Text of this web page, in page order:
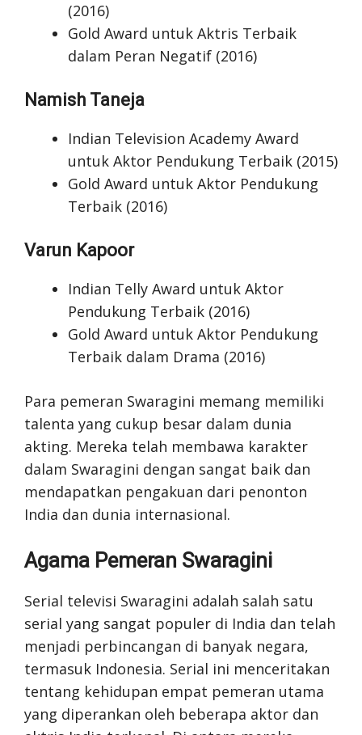
(2016)
Gold Award untuk Aktris Terbaik
dalam Peran Negatif (2016)
Namish Taneja
Indian Television Academy Award
untuk Aktor Pendukung Terbaik (2015)
Gold Award untuk Aktor Pendukung
Terbaik (2016)
Varun Kapoor
Indian Telly Award untuk Aktor
Pendukung Terbaik (2016)
Gold Award untuk Aktor Pendukung
Terbaik dalam Drama (2016)
Para pemeran Swaragini memang memiliki
talenta yang cukup besar dalam dunia
akting. Mereka telah membawa karakter
dalam Swaragini dengan sangat baik dan
mendapatkan pengakuan dari penonton
India dan dunia internasional.
Agama Pemeran Swaragini
Serial televisi Swaragini adalah salah satu
serial yang sangat populer di India dan telah
menjadi perbincangan di banyak negara,
termasuk Indonesia. Serial ini menceritakan
tentang kehidupan empat pemeran utama
yang diperankan oleh beberapa aktor dan